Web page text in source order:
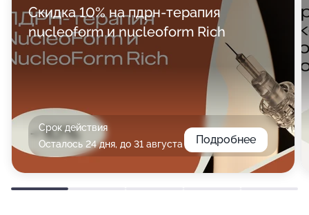
Скидка 10% на пдрн-терапия
nucleoform и nucleoform Rich
Срок действия
Осталось 24 дня, до 31 августа
Подробнее